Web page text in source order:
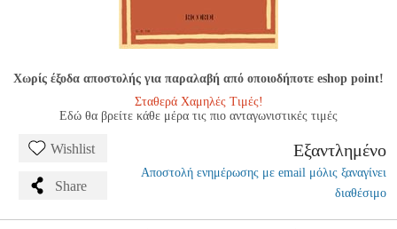
Χωρίς έξοδα αποστολής για παραλαβή από οποιοδήποτε eshop point!
Σταθερά Χαμηλές Τιμές!
Εδώ θα βρείτε κάθε μέρα τις πιο ανταγωνιστικές τιμές
Wishlist
Share
Εξαντλημένο
Αποστολή ενημέρωσης με email μόλις ξαναγίνει
διαθέσιμο